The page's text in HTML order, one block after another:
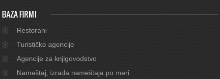
BAZA FIRMI
Restorani
Turističke agencije
Agencije za knjigovodstvo
Nameštaj, izrada nameštaja po meri